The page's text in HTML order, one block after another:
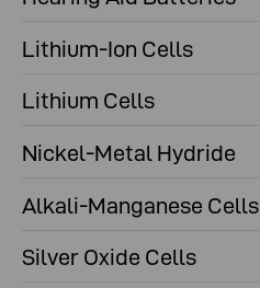
Lithium-Ion Cells
Lithium Cells
Nickel-Metal Hydride
Alkali-Manganese Cells
Silver Oxide Cells